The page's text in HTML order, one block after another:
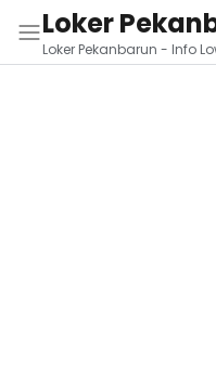
Loker
Loker Pekanbarun - Info